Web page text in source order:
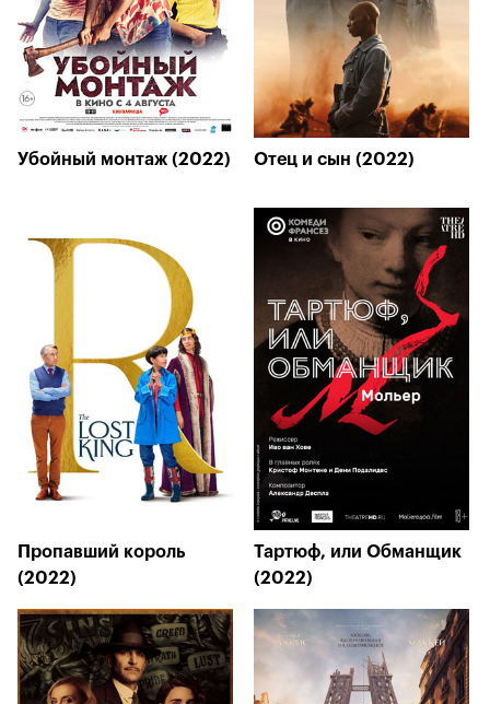
Убойный монтаж (2022) Отец и сын (2022)
Пропавший король
(2022)
Тартюф, или Обманщик
(2022)